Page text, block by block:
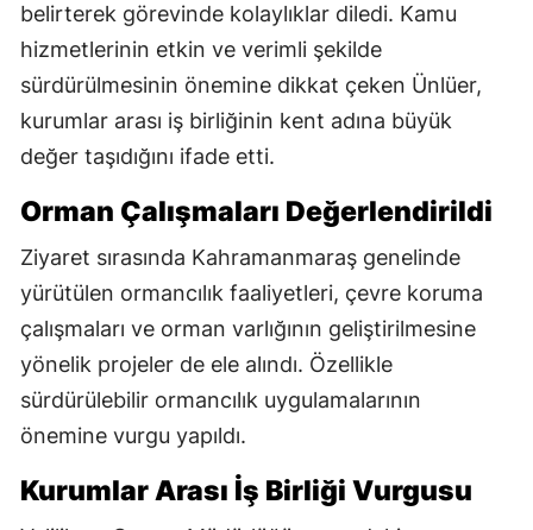
belirterek görevinde kolaylıklar diledi. Kamu
hizmetlerinin etkin ve verimli şekilde
sürdürülmesinin önemine dikkat çeken Ünlüer,
kurumlar arası iş birliğinin kent adına büyük
değer taşıdığını ifade etti.
Orman Çalışmaları Değerlendirildi
Ziyaret sırasında Kahramanmaraş genelinde
yürütülen ormancılık faaliyetleri, çevre koruma
çalışmaları ve orman varlığının geliştirilmesine
yönelik projeler de ele alındı. Özellikle
sürdürülebilir ormancılık uygulamalarının
önemine vurgu yapıldı.
Kurumlar Arası İş Birliği Vurgusu